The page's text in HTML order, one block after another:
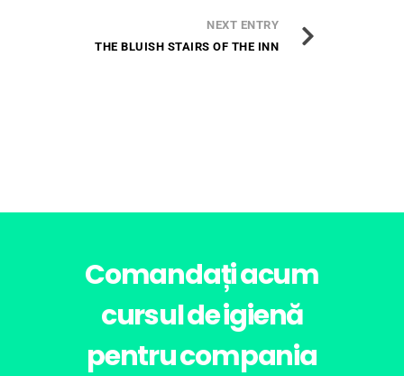
NEXT ENTRY
THE BLUISH STAIRS OF THE INN
Comandați acum
cursul de igienă
pentru compania